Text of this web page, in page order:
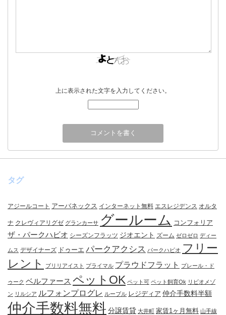
上に表示された文字を入力してください。
タグ
アジールコート アーバネックス インターネット無料 エスレジデンス オルタ
ナ クレヴィアリグゼ グランカーサ グールーム コンフォリア
ザ・パークハビオ シーズンフラッツ ジオエント ズーム ゼロゼロ ディー
ムス デザイナーズ ドゥーエ パークアクシス パークハビオ フリー
レント
ブリリアイスト プライマル プラウドフラット プレール・ド
ゥーク ベルファース ペットOK ペット可 ペット飼育Ok リビオメゾ
ン リルシア ルフォンプログレ ルーブル レジディア 仲介手数料半額
仲介手数料無料 分譲賃貸 大井町 家賃1ヶ月無料 山手線